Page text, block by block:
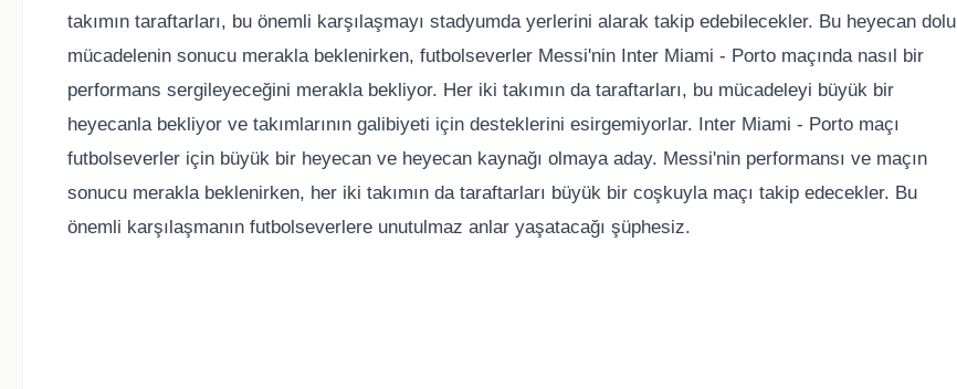
takımın taraftarları, bu önemli karşılaşmayı stadyumda yerlerini alarak takip edebilecekler. Bu heyecan dolu
mücadelenin sonucu merakla beklenirken, futbolseverler Messi'nin Inter Miami - Porto maçında nasıl bir
performans sergileyeceğini merakla bekliyor. Her iki takımın da taraftarları, bu mücadeleyi büyük bir
heyecanla bekliyor ve takımlarının galibiyeti için desteklerini esirgemiyorlar. Inter Miami - Porto maçı
futbolseverler için büyük bir heyecan ve heyecan kaynağı olmaya aday. Messi'nin performansı ve maçın
sonucu merakla beklenirken, her iki takımın da taraftarları büyük bir coşkuyla maçı takip edecekler. Bu
önemli karşılaşmanın futbolseverlere unutulmaz anlar yaşatacağı şüphesiz.